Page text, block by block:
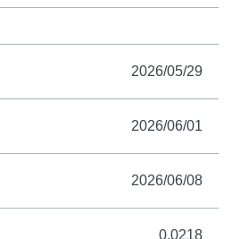
2026/05/29
2026/06/01
2026/06/08
0.0218